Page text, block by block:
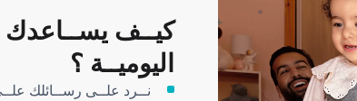
كيــف يســاعدك
اليوميــة ؟